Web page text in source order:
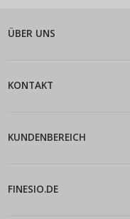
ÜBER UNS
KONTAKT
KUNDENBEREICH
FINESIO.DE